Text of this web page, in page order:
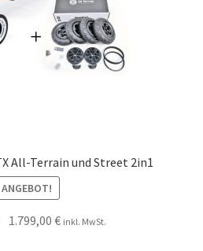
All-Terrain und Street 2in1
ANGEBOT!
1.799,00€ inkl. MwSt.